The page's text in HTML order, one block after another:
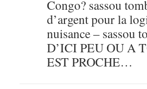
Congo? sassou
d’argent pour la
nuisance –
D’ICI PEU OU A
EST PROCHE…